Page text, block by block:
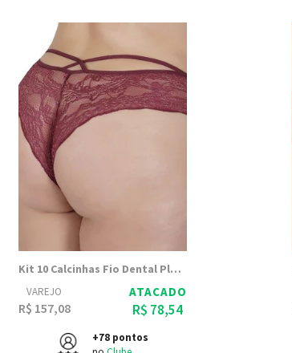
Kit 10 Calcinhas Fio Dental Plus Size Strappy - Dily Modas
VAREJO
R$ 157,08
ATACADO
R$ 78,54
+78 pontos